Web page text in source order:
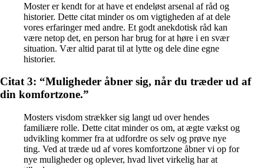
Moster er kendt for at have et endeløst arsenal af råd og
historier. Dette citat minder os om vigtigheden af at dele
vores erfaringer med andre. Et godt anekdotisk råd kan
være netop det, en person har brug for at høre i en svær
situation. Vær altid parat til at lytte og dele dine egne
historier.
Citat 3: “Muligheder åbner sig, når du træder ud af
din komfortzone.”
Mosters visdom strækker sig langt ud over hendes
familiære rolle. Dette citat minder os om, at ægte vækst og
udvikling kommer fra at udfordre os selv og prøve nye
ting. Ved at træde ud af vores komfortzone åbner vi op for
nye muligheder og oplever, hvad livet virkelig har at